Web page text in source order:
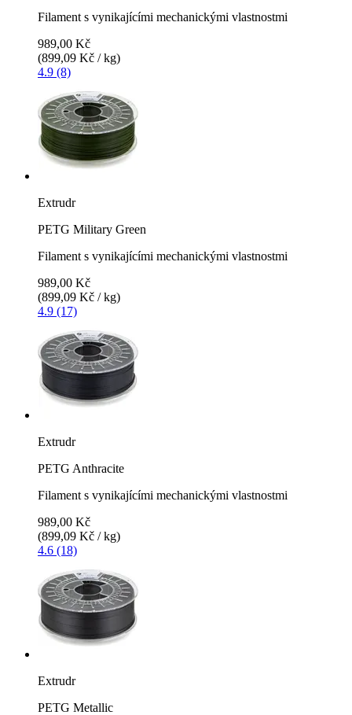
Filament s vynikajícími mechanickými vlastnostmi
989,00 Kč
(899,09 Kč / kg)
4.9 (8)
Extrudr
PETG Military Green
Filament s vynikajícími mechanickými vlastnostmi
989,00 Kč
(899,09 Kč / kg)
4.9 (17)
Extrudr
PETG Anthracite
Filament s vynikajícími mechanickými vlastnostmi
989,00 Kč
(899,09 Kč / kg)
4.6 (18)
Extrudr
PETG Metallic